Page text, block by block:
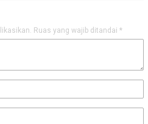
Ruas yang wajib ditandai *